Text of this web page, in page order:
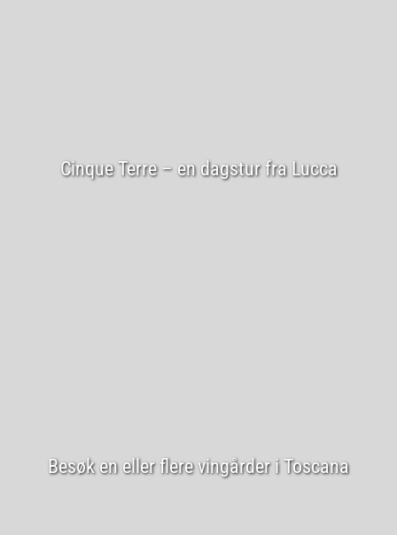
Cinque Terre – en dagstur fra Lucca
Besøk en eller flere vingårder i Toscana